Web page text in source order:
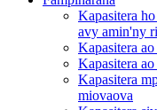
Kapasitera
avy amin'ny
Kapasitera
Kapasitera
Kapasitera
miovaova